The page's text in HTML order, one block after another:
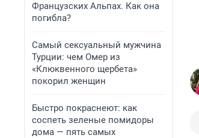
Французских Альпах. Как она
погибла?
Самый сексуальный мужчина
Турции: чем Омер из
«Клюквенного щербета»
покорил женщин
Быстро покраснеют: как
соспеть зеленые помидоры
дома — пять самых